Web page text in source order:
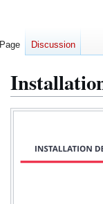
Aller
navigation
Aller
recherche
Page Discussion